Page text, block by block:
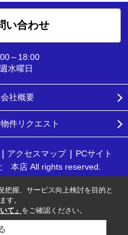
い合わせ
～18:00
水曜日
会社概要
物件リクエスト
アクセスマップ
PCサイト
本店 All rights reserved.
把握、サービス向上検討を目的と
す。
て」 をご確認ください。